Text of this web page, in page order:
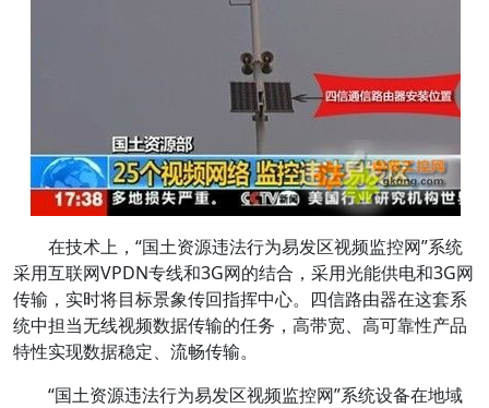
在技术上，“国土资源违法行为易发区视频监控网”系统
采用互联网VPDN专线和3G网的结合，采用光能供电和3G网
传输，实时将目标景象传回指挥中心。四信路由器在这套系
统中担当无线视频数据传输的任务，高带宽、高可靠性产品
特性实现数据稳定、流畅传输。
“国土资源违法行为易发区视频监控网”系统设备在地域